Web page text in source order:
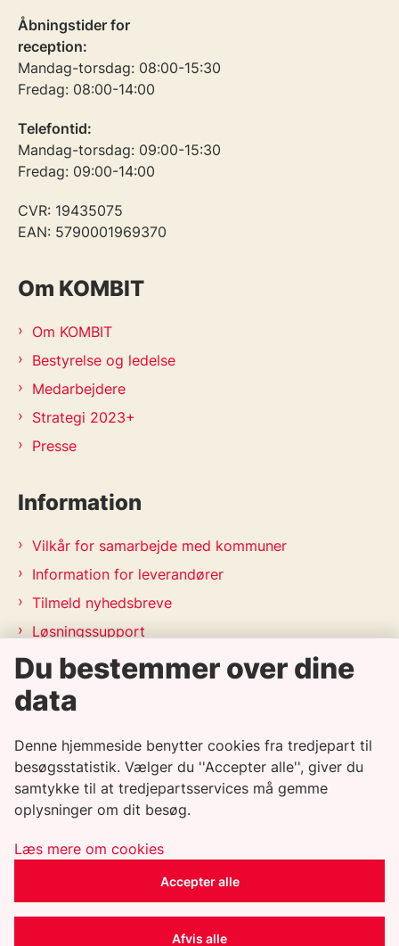
Åbningstider for
reception:
Mandag-torsdag: 08:00-15:30
Fredag: 08:00-14:00
Telefontid:
Mandag-torsdag: 09:00-15:30
Fredag: 09:00-14:00
CVR: 19435075
EAN: 5790001969370
Om KOMBIT
Om KOMBIT
Bestyrelse og ledelse
Medarbejdere
Strategi 2023+
Presse
Information
Vilkår for samarbejde med kommuner
Information for leverandører
Tilmeld nyhedsbreve
Løsningssupport
Releasekalender
APV-handleplan 2026
Genveje
Informationssikkerhedspolitik
Tilgængelighedserklæring
Whistleblowerordning
Cookiepolitik
Du bestemmer over dine
data
Denne hjemmeside benytter cookies fra tredjepart til
besøgsstatistik. Vælger du ''Accepter alle'', giver du
samtykke til at tredjepartsservices må gemme
oplysninger om dit besøg.
Læs mere om cookies
Accepter alle
Afvis alle